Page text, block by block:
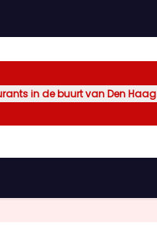
in de buurt van Den Haag